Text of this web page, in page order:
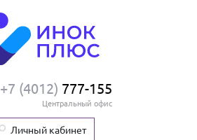
+7 (4012) 777-155
Центральный офис
Личный кабинет